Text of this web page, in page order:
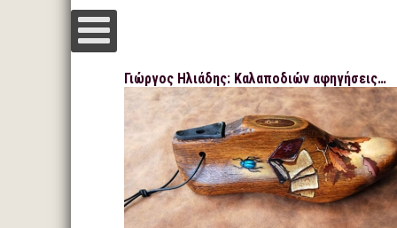
Γιώργος Ηλιάδης: Καλαποδιών αφηγήσεις…